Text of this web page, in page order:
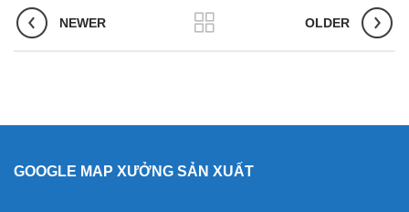
NEWER OLDER
GOOGLE MAP XƯỞNG SẢN XUẤT